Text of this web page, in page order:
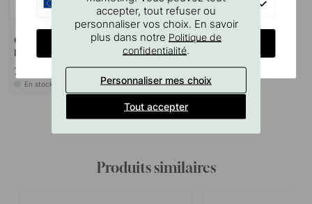
Gabarit De Perçage Pour
Poignées Et Boutons
7 €
En stock
Produits similaires
accepter, tout refuser ou
personnaliser vos choix. En savoir
plus dans notre Politique de
confidentialité.
Personnaliser mes choix
Tout accepter
CHANGE COUNTRY